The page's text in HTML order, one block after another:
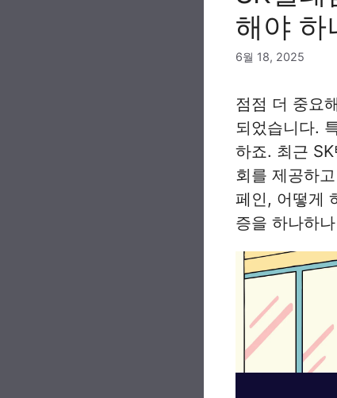
해야 하
6월 18, 2025
점점 더 중요
되었습니다.
하죠. 최근
회를 제공하
페인, 어떻게
증을 하나하